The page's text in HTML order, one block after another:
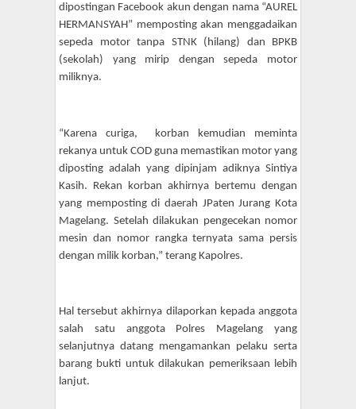
dipostingan Facebook akun dengan nama “AUREL
HERMANSYAH” mempostingakan menggadaikan
sepeda motor tanpa STNK (hilang) dan BPKB
(sekolah) yang mirip dengan sepeda motor
miliknya.
“Karena curiga,
korban kemudian meminta
rekanya untuk COD guna memastikan motor yang
diposting adalah yang dipinjam adiknya Sintiya
Kasih. Rekan korban akhirnya bertemu dengan
yang memposting di daerah JPaten Jurang Kota
Magelang. Setelah dilakukan pengecekan nomor
mesin dan nomor rangka ternyata sama persis
dengan milik korban,” terang Kapolres.
Hal tersebut akhirnya dilaporkan kepada anggota
salah satu anggota Polres Magelang
yang
selanjutnya datang mengamankan pelaku serta
barang bukti untuk dilakukan pemeriksaan lebih
lanjut.